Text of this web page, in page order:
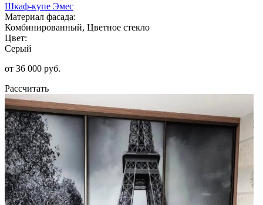
Шкаф-купе Эмес
Материал фасада:
Комбинированный, Цветное стекло
Цвет:
Серый
от 36 000 руб.
Рассчитать